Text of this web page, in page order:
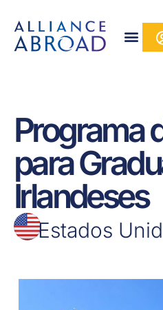
contenido
Programa
para
Irlandeses
Estados